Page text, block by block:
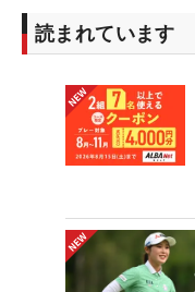
読まれています